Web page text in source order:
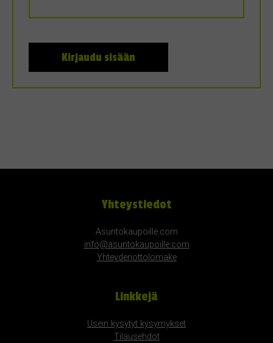
Yhteystiedot
Asuntokaupoille.com
info@asuntokaupoille.com
Yhteydenottolomake
Linkkejä
Usein kysytyt kysymykset
Tilausehdot